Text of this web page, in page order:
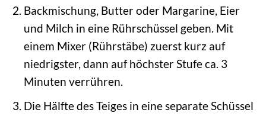
Backmischung, Butter oder Margarine, Eier
und Milch in eine Rührschüssel geben. Mit
einem Mixer (Rührstäbe) zuerst kurz auf
niedrigster, dann auf höchster Stufe ca. 3
Minuten verrühren.
Die Hälfte des Teiges in eine separate Schüssel